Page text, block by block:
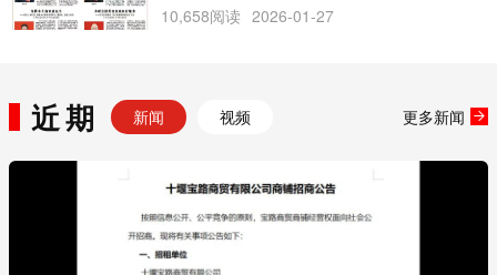
10,658阅读 2026-01-27
近期 新闻 视频 更多新闻